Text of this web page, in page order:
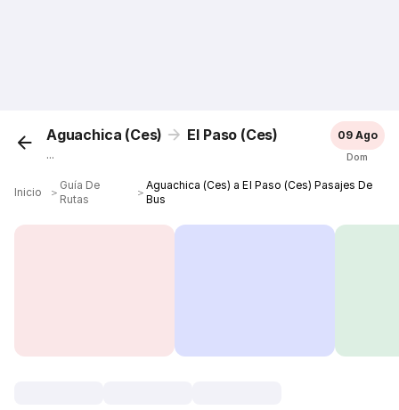
Aguachica (Ces) El Paso (Ces)
...
09 Ago
Dom
Inicio ＞
Guía De
Rutas
＞
Aguachica (Ces) a El Paso (Ces) Pasajes De
Bus